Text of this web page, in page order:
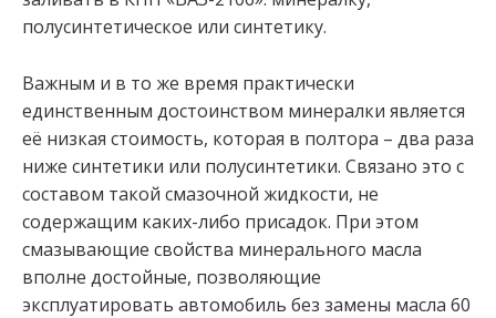
полусинтетическое или синтетику.
Важным и в то же время практически
единственным достоинством минералки является
её низкая стоимость, которая в полтора – два раза
ниже синтетики или полусинтетики. Связано это с
составом такой смазочной жидкости, не
содержащим каких-либо присадок. При этом
смазывающие свойства минерального масла
вполне достойные, позволяющие
эксплуатировать автомобиль без замены масла 60